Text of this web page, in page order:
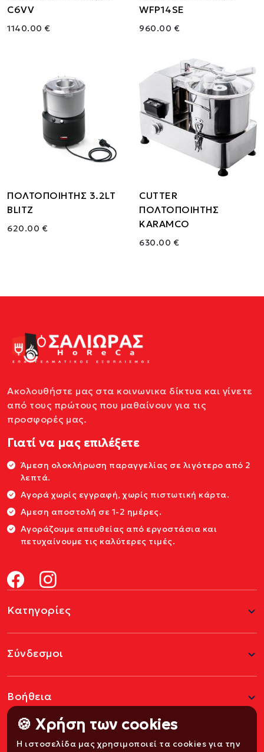
🍪 Χρήση των cookies
Η ιστοσελίδα μας χρησιμοποιεί τα cookies για την
C6VV
1140.00 €
WFP14SE
960.00 €
ΠΟΛΤΟΠΟΙΗΤΗΣ 3.2LT
BLITZ
620.00 €
CUTTER
ΠΟΛΤΟΠΟΙΗΤΗΣ
KARAMCO
630.00 €
Ακολουθήστε μας στα κοινωνικα δίκτυα και γίνετε
από τους πρώτους που μαθαίνουν για τις
προσφορές μας.
Γιατί να μας επιλέξετε
Άμεση ολοκλήρωση παραγγελίας σε λιγότερο από 2
λεπτά.
Αγορά χωρίς εγγραφή, χωρίς πιστωτική κάρτα.
Αμεση αποστολή σε 1-2 ημέρες.
Αγοράζουμε απευθείας από εργοστάσια και
πετυχαίνουμε τις καλύτερες τιμές.
Κατηγορίες
Σύνδεσμοι
Βοήθεια